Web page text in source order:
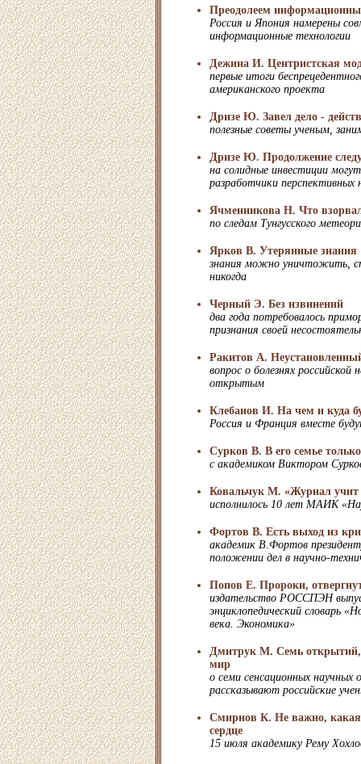
Преодолеем
Россия и Япония намерены
информационные технологии
Дежина И. Центристская
первые итоги
американского проекта
Дризе Ю. Завел дело -
полезные советы ученым,
Дризе Ю. Продолжение
на солидные инвестиции
разработчики перспективных
Ячменникова Н. Что
по следам Тунгусского
Ярков В. Утерянные знания
знания можно уничтожить,
никогда
Черный Э. Без извинений
два года потребовалось
признания своей
Ракитов А.
вопрос о болезнях российской
открытым
Клебанов И. На чем и куда
Россия и Франция вместе
Сурков В. В его семье только
с академиком Виктором
Ковальчук М. «Журнал учит
исполнилось 10 лет МАИК
Фортов В. Есть выход из
академик В.Фортов
положении дел в научно-
Попов Е. Пророки,
издательство РОССПЭН
энциклопедический словарь
века. Экономика»
Дмитрук М. Семь открытий,
мир
о семи сенсационных научных
рассказывают российские
Смирнов К. Не важно, какая
сердце
15 июля академику Рему